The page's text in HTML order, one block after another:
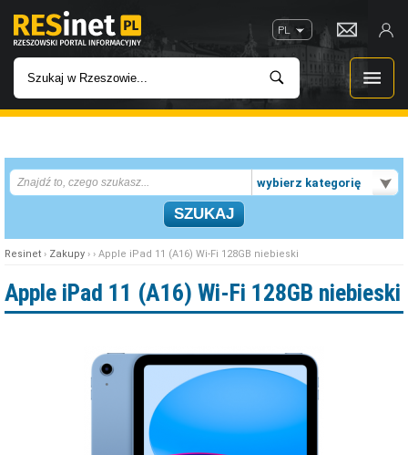
PL
INWESTYCJE
IMPREZY
ROZRYWKA
GASTRONOMIA
wybierz kategorię
Resinet › Zakupy › › Apple iPad 11 (A16) Wi-Fi 128GB niebieski
Apple iPad 11 (A16) Wi-Fi 128GB niebieski